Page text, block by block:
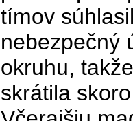
tímov
nebezpečný
okruhu,
skrátila